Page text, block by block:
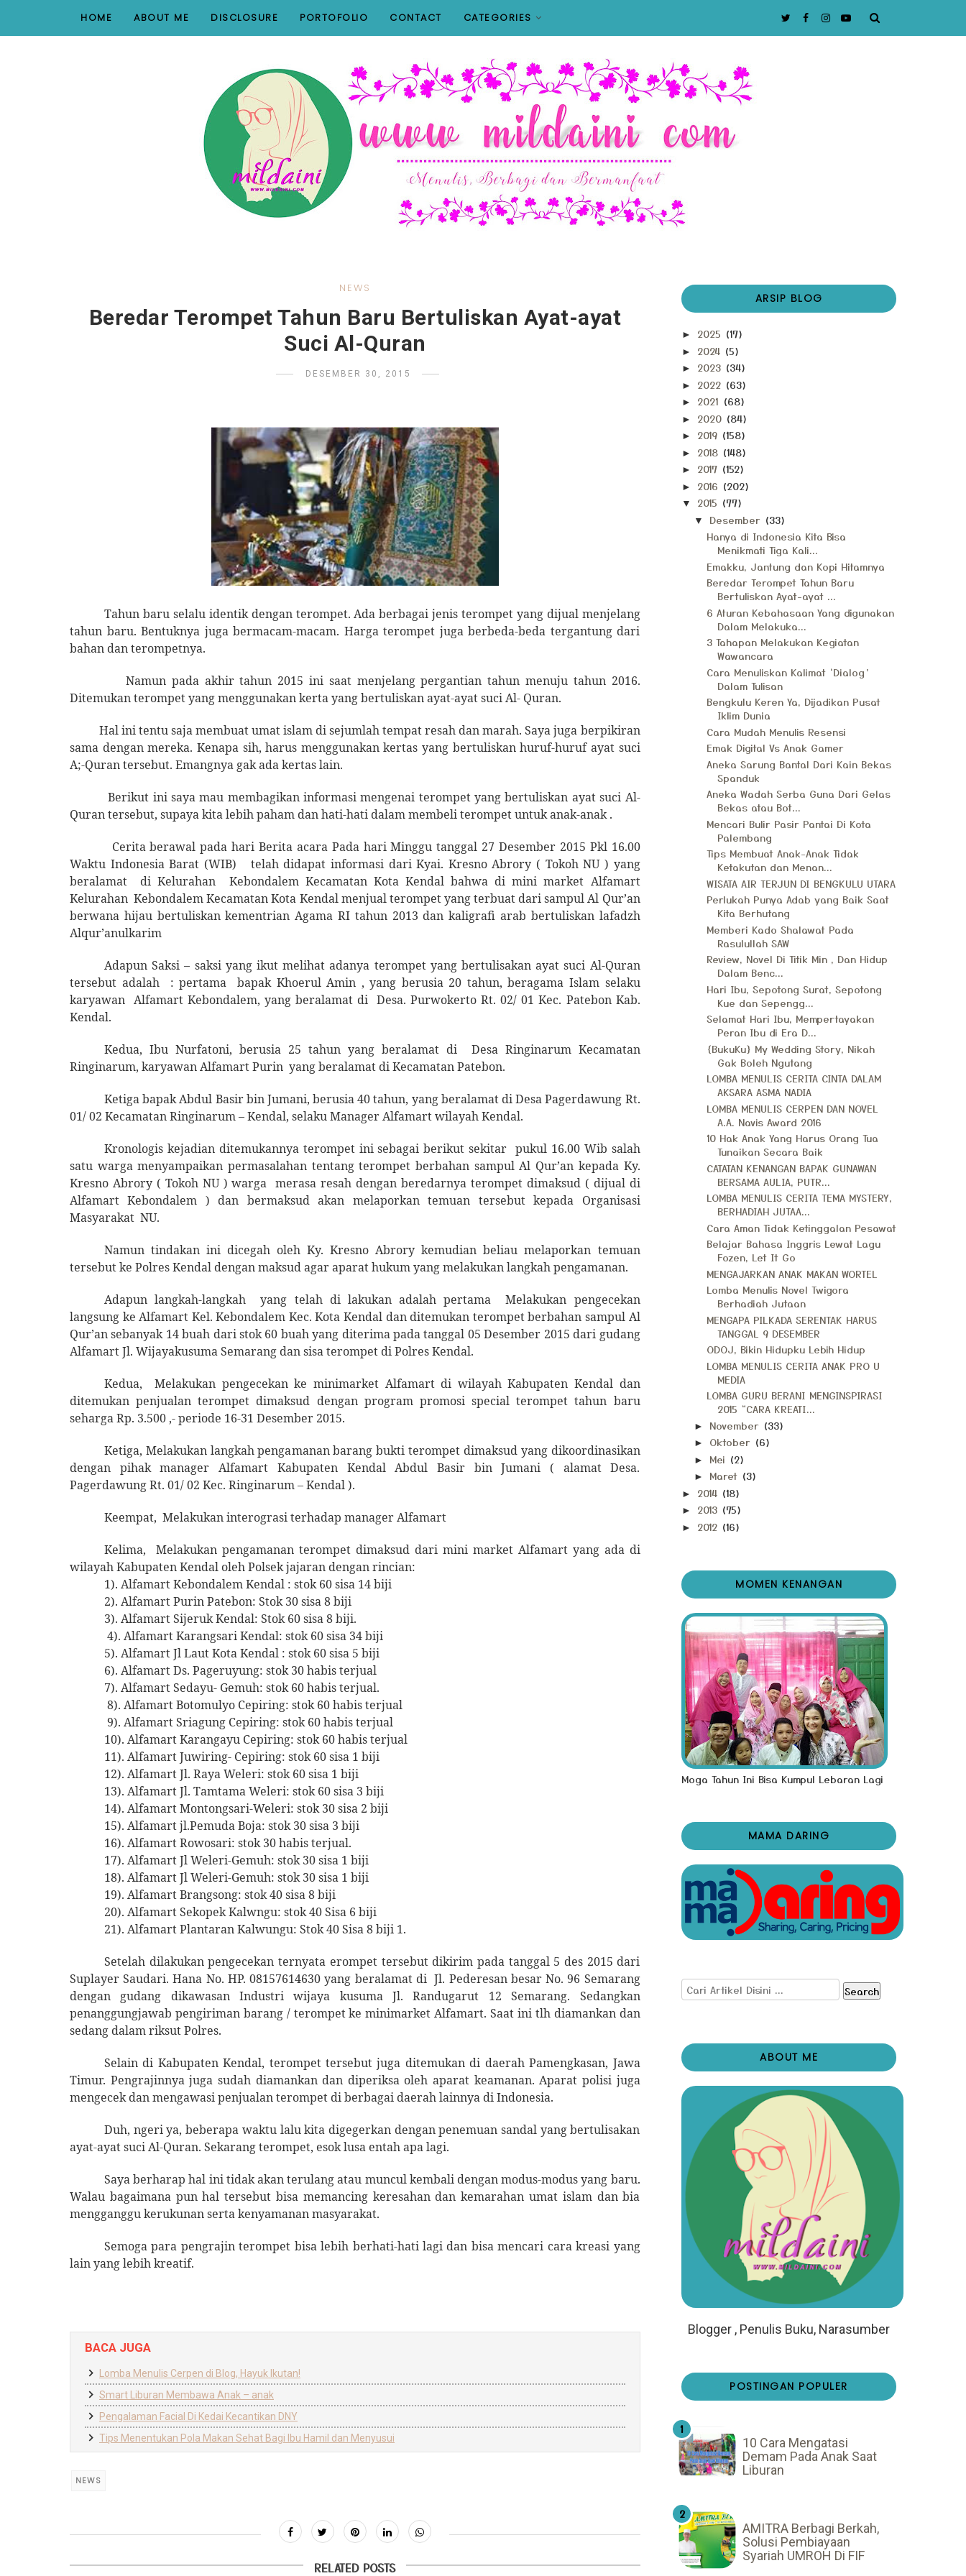
HOME ABOUT ME DISCLOSURE PORTOFOLIO CONTACT CATEGORIES
NEWS
Beredar Terompet Tahun Baru Bertuliskan Ayat-ayat
Suci Al-Quran
DESEMBER 30, 2015
Tahun baru selalu identik dengan terompet. Ada berbagai jenis terompet yang dijual menjelang
tahun baru. Bentuknya juga bermacam-macam. Harga terompet juga berbeda-beda tergantung dari
bahan dan terompetnya.
Namun pada akhir tahun 2015 ini saat menjelang pergantian tahun menuju tahun 2016.
Ditemukan terompet yang menggunakan kerta yang bertuliskan ayat-ayat suci Al- Quran.
Hal ini tentu saja membuat umat islam di sejumlah tempat resah dan marah. Saya juga berpikiran
sama dengan mereka. Kenapa sih, harus menggunakan kertas yang bertuliskan huruf-huruf ayat suci
A;-Quran tersebut. Emangnya gak ada kertas lain.
Berikut ini saya mau membagikan informasi mengenai terompet yang bertuliskan ayat suci Al-
Quran tersebut, supaya kita lebih paham dan hati-hati dalam membeli terompet untuk anak-anak .
Cerita berawal pada hari Berita acara Pada hari Minggu tanggal 27 Desember 2015 Pkl 16.00
Waktu Indonesia Barat (WIB)
telah didapat informasi dari Kyai. Kresno Abrory ( Tokoh NU ) yang
beralamat
di Kelurahan
Kebondalem Kecamatan Kota Kendal bahwa di mini market Alfamart
Kelurahan Kebondalem Kecamatan Kota Kendal menjual terompet yang terbuat dari sampul Al Qur’an
berwana hijau bertuliskan kementrian Agama RI tahun 2013 dan kaligrafi arab bertuliskan lafadzh
Alqur’anulkarim
Adapun Saksi – saksi yang ikut melihat adanya terompet yang bertulisakan ayat suci Al-Quran
tersebut adalah
: pertama
bapak Khoerul Amin , yang berusia 20 tahun, beragama Islam selaku
karyawan Alfamart Kebondalem, yang beralamat di Desa. Purwokerto Rt. 02/ 01 Kec. Patebon Kab.
Kendal.
Kedua, Ibu Nurfatoni, berusia 25 tahun yang beralamat di
Desa Ringinarum Kecamatan
Ringinarum, karyawan Alfamart Purin yang beralamat di Kecamatan Patebon.
Ketiga bapak Abdul Basir bin Jumani, berusia 40 tahun, yang beralamat di Desa Pagerdawung Rt.
01/ 02 Kecamatan Ringinarum – Kendal, selaku Manager Alfamart wilayah Kendal.
Kronologis kejadian ditemukannya terompet ini sebagai berikut sekitar pukul 16.00 Wib salah
satu warga menyampaikan permasalahan tentang terompet berbahan sampul Al Qur’an kepada Ky.
Kresno Abrory ( Tokoh NU ) warga merasa resah dengan beredarnya terompet dimaksud ( dijual di
Alfamart Kebondalem ) dan bermaksud akan melaporkan temuan tersebut kepada Organisasi
Masyarakat NU.
Namun tindakan ini dicegah oleh Ky. Kresno Abrory kemudian beliau melaporkan temuan
tersebut ke Polres Kendal dengan maksud agar aparat hukum yang melakukan langkah pengamanan.
Adapun langkah-langkah yang telah di lakukan adalah pertama
Melakukan pengecekan
langsung ke Alfamart Kel. Kebondalem Kec. Kota Kendal dan ditemukan terompet berbahan sampul Al
Qur’an sebanyak 14 buah dari stok 60 buah yang diterima pada tanggal 05 Desember 2015 dari gudang
Alfamart Jl. Wijayakusuma Semarang dan sisa terompet di Polres Kendal.
Kedua,
Melakukan pengecekan ke minimarket Alfamart di wilayah Kabupaten Kendal dan
ditemukan penjualan terompet dimaksud dengan program promosi special terompet tahun baru
seharga Rp. 3.500 ,- periode 16-31 Desember 2015.
Ketiga, Melakukan langkah pengamanan barang bukti terompet dimaksud yang dikoordinasikan
dengan pihak manager Alfamart Kabupaten Kendal Abdul Basir bin Jumani ( alamat Desa.
Pagerdawung Rt. 01/ 02 Kec. Ringinarum – Kendal ).
Keempat, Melakukan interograsi terhadap manager Alfamart
Kelima,
Melakukan pengamanan terompet dimaksud dari mini market Alfamart yang ada di
wilayah Kabupaten Kendal oleh Polsek jajaran dengan rincian:
1). Alfamart Kebondalem Kendal : stok 60 sisa 14 biji
2). Alfamart Purin Patebon: Stok 30 sisa 8 biji
3). Alfamart Sijeruk Kendal: Stok 60 sisa 8 biji.
4). Alfamart Karangsari Kendal: stok 60 sisa 34 biji
5). Alfamart Jl Laut Kota Kendal : stok 60 sisa 5 biji
6). Alfamart Ds. Pageruyung: stok 30 habis terjual
7). Alfamart Sedayu- Gemuh: stok 60 habis terjual.
8). Alfamart Botomulyo Cepiring: stok 60 habis terjual
9). Alfamart Sriagung Cepiring: stok 60 habis terjual
10). Alfamart Karangayu Cepiring: stok 60 habis terjual
11). Alfamart Juwiring- Cepiring: stok 60 sisa 1 biji
12). Alfamart Jl. Raya Weleri: stok 60 sisa 1 biji
13). Alfamart Jl. Tamtama Weleri: stok 60 sisa 3 biji
14). Alfamart Montongsari-Weleri: stok 30 sisa 2 biji
15). Alfamart jl.Pemuda Boja: stok 30 sisa 3 biji
16). Alfamart Rowosari: stok 30 habis terjual.
17). Alfamart Jl Weleri-Gemuh: stok 30 sisa 1 biji
18). Alfamart Jl Weleri-Gemuh: stok 30 sisa 1 biji
19). Alfamart Brangsong: stok 40 sisa 8 biji
20). Alfamart Sekopek Kalwngu: stok 40 Sisa 6 biji
21). Alfamart Plantaran Kalwungu: Stok 40 Sisa 8 biji 1.
Setelah dilakukan pengecekan ternyata erompet tersebut dikirim pada tanggal 5 des 2015 dari
Suplayer Saudari. Hana No. HP. 08157614630 yang beralamat di Jl. Pederesan besar No. 96 Semarang
dengan gudang dikawasan Industri wijaya kusuma Jl. Randugarut 12 Semarang. Sedangkan
penanggungjawab pengiriman barang / terompet ke minimarket Alfamart. Saat ini tlh diamankan dan
sedang dalam riksut Polres.
Selain di Kabupaten Kendal, terompet tersebut juga ditemukan di daerah Pamengkasan, Jawa
Timur. Pengrajinnya juga sudah diamankan dan diperiksa oleh aparat keamanan. Aparat polisi juga
mengecek dan mengawasi penjualan terompet di berbagai daerah lainnya di Indonesia.
Duh, ngeri ya, beberapa waktu lalu kita digegerkan dengan penemuan sandal yang bertulisakan
ayat-ayat suci Al-Quran. Sekarang terompet, esok lusa entah apa lagi.
Saya berharap hal ini tidak akan terulang atau muncul kembali dengan modus-modus yang baru.
Walau bagaimana pun hal tersebut bisa memancing keresahan dan kemarahan umat islam dan bia
mengganggu kerukunan serta kenyamanan masyarakat.
Semoga para pengrajin terompet bisa lebih berhati-hati lagi dan bisa mencari cara kreasi yang
lain yang lebih kreatif.
BACA JUGA
Lomba Menulis Cerpen di Blog, Hayuk Ikutan!
Smart Liburan Membawa Anak – anak
Pengalaman Facial Di Kedai Kecantikan DNY
Tips Menentukan Pola Makan Sehat Bagi Ibu Hamil dan Menyusui
NEWS
RELATED POSTS
ARSIP BLOG
► 2025 (17)
► 2024 (5)
► 2023 (34)
► 2022 (63)
► 2021 (68)
► 2020 (84)
► 2019 (158)
► 2018 (148)
► 2017 (152)
► 2016 (202)
▼ 2015 (77)
▼ Desember (33)
Hanya di Indonesia Kita Bisa
Menikmati Tiga Kali...
Emakku, Jantung dan Kopi Hitamnya
Beredar Terompet Tahun Baru
Bertuliskan Ayat-ayat ...
6 Aturan Kebahasaan Yang digunakan
Dalam Melakuka...
3 Tahapan Melakukan Kegiatan
Wawancara
Cara Menuliskan Kalimat ‘Dialog’
Dalam Tulisan
Bengkulu Keren Ya, Dijadikan Pusat
Iklim Dunia
Cara Mudah Menulis Resensi
Emak Digital Vs Anak Gamer
Aneka Sarung Bantal Dari Kain Bekas
Spanduk
Aneka Wadah Serba Guna Dari Gelas
Bekas atau Bot...
Mencari Bulir Pasir Pantai Di Kota
Palembang
Tips Membuat Anak-Anak Tidak
Ketakutan dan Menan...
WISATA AIR TERJUN DI BENGKULU UTARA
Perlukah Punya Adab yang Baik Saat
Kita Berhutang
Memberi Kado Shalawat Pada
Rasulullah SAW
Review, Novel Di Titik Min , Dan Hidup
Dalam Benc...
Hari Ibu, Sepotong Surat, Sepotong
Kue dan Sepengg...
Selamat Hari Ibu, Mempertayakan
Peran Ibu di Era D...
{BukuKu} My Wedding Story, Nikah
Gak Boleh Ngutang
LOMBA MENULIS CERITA CINTA DALAM
AKSARA ASMA NADIA
LOMBA MENULIS CERPEN DAN NOVEL
A.A. Navis Award 2016
10 Hak Anak Yang Harus Orang Tua
Tunaikan Secara Baik
CATATAN KENANGAN BAPAK GUNAWAN
BERSAMA AULIA, PUTR...
LOMBA MENULIS CERITA TEMA MYSTERY,
BERHADIAH JUTAA...
Cara Aman Tidak Ketinggalan Pesawat
Belajar Bahasa Inggris Lewat Lagu
Fozen, Let It Go
MENGAJARKAN ANAK MAKAN WORTEL
Lomba Menulis Novel Twigora
Berhadiah Jutaan
MENGAPA PILKADA SERENTAK HARUS
TANGGAL 9 DESEMBER
ODOJ, Bikin Hidupku Lebih Hidup
LOMBA MENULIS CERITA ANAK PRO U
MEDIA
LOMBA GURU BERANI MENGINSPIRASI
2015 “CARA KREATI...
► November (33)
► Oktober (6)
► Mei (2)
► Maret (3)
► 2014 (18)
► 2013 (75)
► 2012 (16)
MOMEN KENANGAN
Moga Tahun Ini Bisa Kumpul Lebaran Lagi
MAMA DARING
Search
ABOUT ME
Blogger , Penulis Buku, Narasumber
POSTINGAN POPULER
10 Cara Mengatasi
Demam Pada Anak Saat
Liburan
AMITRA Berbagi Berkah,
Solusi Pembiayaan
Syariah UMROH Di FIF